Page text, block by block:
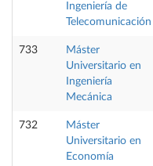
Ingeniería de
Telecomunicación
733
Máster
Universitario en
Ingeniería
Mecánica
732
Máster
Universitario en
Economía